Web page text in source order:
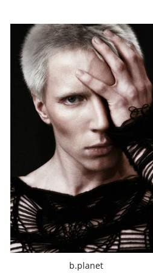
b.planet